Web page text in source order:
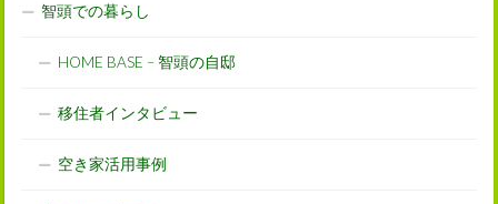
智頭での暮らし
HOME BASE – 智頭の自邸
移住者インタビュー
空き家活用事例